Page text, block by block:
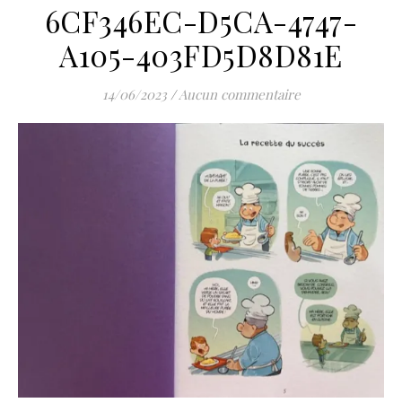
6CF346EC-D5CA-4747-
A105-403FD5D8D81E
14/06/2023 /Aucun commentaire